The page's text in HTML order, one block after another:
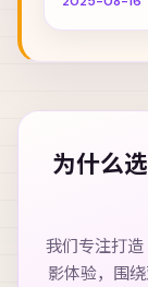
为什么
我们专注打
影体验，围绕